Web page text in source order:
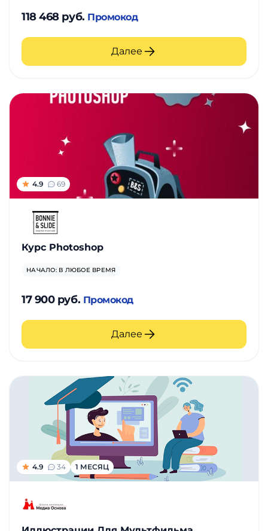
118 468 руб. Промокод
Далее
4.9 69
Курс Photoshop
НАЧАЛО: В ЛЮБОЕ ВРЕМЯ
17 900 руб. Промокод
Далее
4.9 34 1 МЕСЯЦ